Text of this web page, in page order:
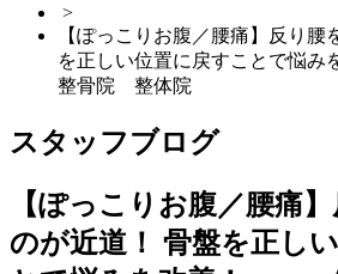
>
【ぽっこりお腹／腰痛】反り腰
を正しい位置に戻すことで
整骨院 整体院
スタッフブログ
【ぽっこりお腹／腰痛
のが近道！ 骨盤を正し